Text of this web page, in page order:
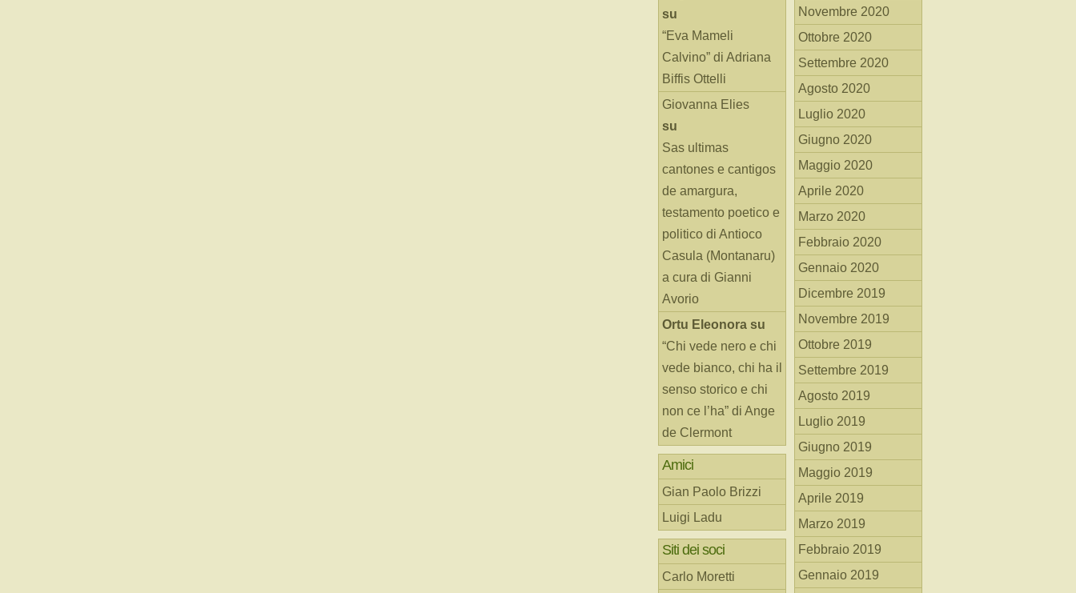
su
“Eva Mameli
Calvino” di Adriana
Biffis Ottelli
Giovanna Elies
su
Sas ultimas
cantones e cantigos
de amargura,
testamento poetico e
politico di Antioco
Casula (Montanaru)
a cura di Gianni
Avorio
Ortu Eleonora su
“Chi vede nero e chi
vede bianco, chi ha il
senso storico e chi
non ce l’ha” di Ange
de Clermont
Amici
Gian Paolo Brizzi
Luigi Ladu
Siti dei soci
Carlo Moretti
Novembre 2020
Ottobre 2020
Settembre 2020
Agosto 2020
Luglio 2020
Giugno 2020
Maggio 2020
Aprile 2020
Marzo 2020
Febbraio 2020
Gennaio 2020
Dicembre 2019
Novembre 2019
Ottobre 2019
Settembre 2019
Agosto 2019
Luglio 2019
Giugno 2019
Maggio 2019
Aprile 2019
Marzo 2019
Febbraio 2019
Gennaio 2019